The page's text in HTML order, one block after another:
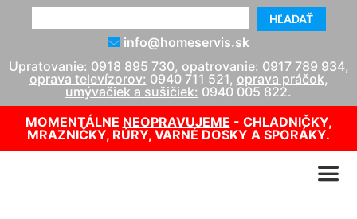
HĽADAŤ
info@homeservis.sk
Upratovanie: 0918 895 730, opatrovanie: 0917 789 934,
oprava televízorov: 0940 711 521, oprava práčok,
umývačiek a sušičiek: 0940 005 822.
MOMENTÁLNE NEOPRAVUJEME - CHLADNIČKY,
MRAZNIČKY, RÚRY, VARNÉ DOSKY A SPORÁKY.